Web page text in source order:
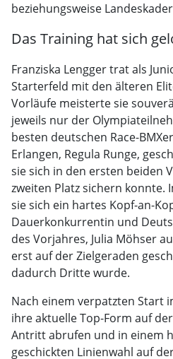
beziehungsweise
Das Training hat sich
Franziska Lengger trat als
Starterfeld mit den älteren
Vorläufe meisterte sie
jeweils nur der
besten deutschen Race-
Erlangen, Regula Runge,
sie sich in den ersten beiden
zweiten Platz sichern
sie sich ein hartes Kopf-an-
Dauerkonkurrentin und
des Vorjahres, Julia Möhser
erst auf der Zielgeraden
dadurch Dritte wurde.
Nach einem verpatzten Start
ihre aktuelle Top-Form auf
Antritt abrufen und in einem
geschickten Linienwahl auf